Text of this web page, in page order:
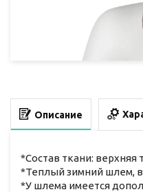
Описание
*Состав ткани: верхняя
*Теплый зимний шлем,
*У шлема имеется